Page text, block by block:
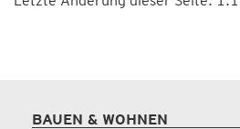
BAUEN & WOHNEN